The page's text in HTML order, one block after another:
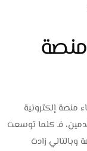
منصة إلكترونية
فـ كلما توسعت
وبالتالي زادت